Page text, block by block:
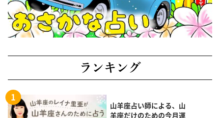
ランキング
山羊座占い師による、山
羊座だけのための今月運